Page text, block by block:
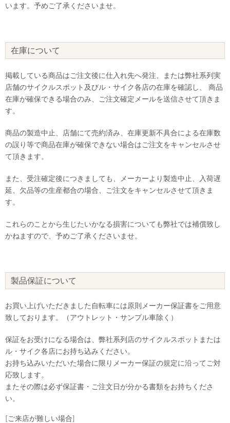
います。予めご了承くださいませ。
在庫について
掲載している商品はご注文後に仕入れ先へ発注、または弊社系列実
店舗のサイクルスポット及びル・サイク各店の在庫を確認し、 商品
在庫が確保できる場合のみ、ご注文確定メールを送信させて頂きま
す。
商品の製造中止、店舗にて売約済み、在庫更新不具合による在庫数
の誤り等で商品在庫が確保できない場合はご注文をキャンセルさせ
て頂きます。
また、受注確定後につきましても、メーカーより製造中止、入荷遅
延、欠品等の生産都合の場合、ご注文をキャンセルさせて頂きま
す。
これらのことから生じたいかなる損害についても弊社では補償致し
かねますので、予めご了承くださいませ。
製品保証について
お買い上げいただきました自転車には原則メーカー保証書をご用意
致しております。（アウトレット・サンプル車除く）
保証をお受けになる場合は、弊社系列店のサイクルスポットまたは
ル・サイク各店にお持ち込みください。
お持ち込みいただいた場合に限りメーカー保証の規定に沿ってご対
応致します。
またその際は必ず保証書・ご注文日が分かる書類をお持ちくださ
い。
[ご来店が難しい場合]